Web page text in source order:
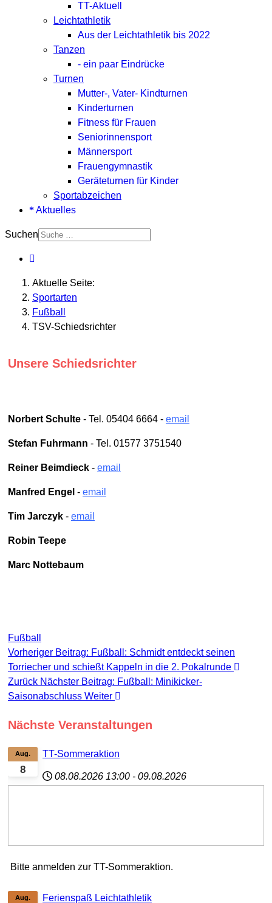
TT-Aktuell
Leichtathletik
Aus der Leichtathletik bis 2022
Tanzen
- ein paar Eindrücke
Turnen
Mutter-, Vater- Kindturnen
Kinderturnen
Fitness für Frauen
Seniorinnensport
Männersport
Frauengymnastik
Geräteturnen für Kinder
Sportabzeichen
Aktuelles
Suchen
Aktuelle Seite:
Sportarten
Fußball
TSV-Schiedsrichter
Unsere Schiedsrichter
Norbert Schulte - Tel. 05404 6664 - email
Stefan Fuhrmann - Tel. 01577 3751540
Reiner Beimdieck - email
Manfred Engel - email
Tim Jarczyk - email
Robin Teepe
Marc Nottebaum
Fußball
Vorheriger Beitrag: Fußball: Schmidt entdeckt seinen
Torriecher und schießt Kappeln in die 2. Pokalrunde
Zurück Nächster Beitrag: Fußball: Minikicker-
Saisonabschluss Weiter
Nächste Veranstaltungen
8
Aug. TT-Sommeraktion
08.08.2026 13:00 - 09.08.2026
Bitte anmelden zur TT-Sommeraktion.
Aug. Ferienspaß Leichtathletik